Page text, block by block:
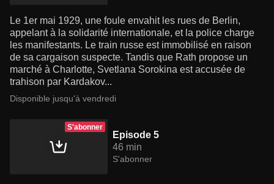
Le 1er mai 1929, une foule envahit les rues de Berlin,
appelant à la solidarité internationale, et la police charge
les manifestants. Le train russe est immobilisé en raison
de sa cargaison suspecte. Tandis que Rath propose un
marché à Charlotte, Svetlana Sorokina est accusée de
trahison par Kardakov...
Disponible jusqu'à vendredi
S'abonner
Episode 5
46 min
S'abonner